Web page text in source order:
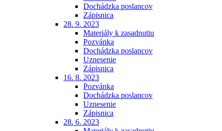
Dochádzka poslancov
Zápisnica
28. 9. 2023
Materiály k zasadnutiu
Pozvánka
Dochádzka poslancov
Uznesenie
Zápisnica
16. 8. 2023
Pozvánka
Dochádzka poslancov
Uznesenie
Zápisnica
28. 6. 2023